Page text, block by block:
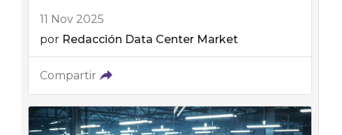
11 Nov 2025
por Redacción Data Center Market
Compartir